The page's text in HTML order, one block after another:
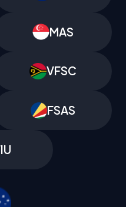
MAS
VFSC
FSAS